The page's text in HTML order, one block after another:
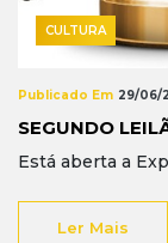
CULTURA
Publicado Em 29/06/
SEGUNDO
Está aberta a
Ler Mais